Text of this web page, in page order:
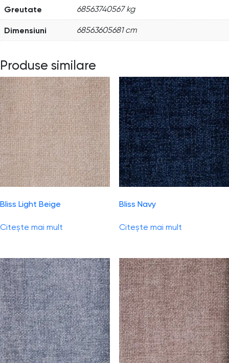
Greutate 68563740567 kg
Dimensiuni 68563605681 cm
Produse similare
Bliss Light Beige
Citește mai mult
Bliss Navy
Citește mai mult